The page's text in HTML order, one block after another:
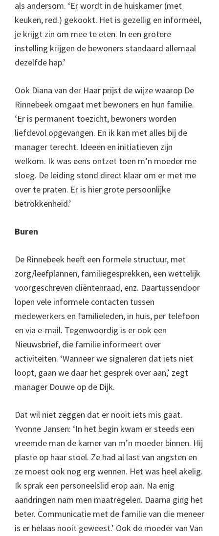
als andersom. ‘Er wordt in de huiskamer (met
keuken, red.) gekookt. Het is gezellig en informeel,
je krijgt zin om mee te eten. In een grotere
instelling krijgen de bewoners standaard allemaal
dezelfde hap.’
Ook Diana van der Haar prijst de wijze waarop De
Rinnebeek omgaat met bewoners en hun familie.
‘Er is permanent toezicht, bewoners worden
liefdevol opgevangen. En ik kan met alles bij de
manager terecht. Ideeën en initiatieven zijn
welkom. Ik was eens ontzet toen m’n moeder me
sloeg. De leiding stond direct klaar om er met me
over te praten. Er is hier grote persoonlijke
betrokkenheid.’
Buren
De Rinnebeek heeft een formele structuur, met
zorg/leefplannen, familiegesprekken, een wettelijk
voorgeschreven cliëntenraad, enz. Daartussendoor
lopen vele informele contacten tussen
medewerkers en familieleden, in huis, per telefoon
en via e-mail. Tegenwoordig is er ook een
Nieuwsbrief, die familie informeert over
activiteiten. ‘Wanneer we signaleren dat iets niet
loopt, gaan we daar het gesprek over aan,’ zegt
manager Douwe op de Dijk.
Dat wil niet zeggen dat er nooit iets mis gaat.
Yvonne Jansen: ‘In het begin kwam er steeds een
vreemde man de kamer van m’n moeder binnen. Hij
plaste op haar stoel. Ze had al last van angsten en
ze moest ook nog erg wennen. Het was heel akelig.
Ik sprak een personeelslid erop aan. Na enig
aandringen nam men maatregelen. Daarna ging het
beter. Communicatie met de familie van die meneer
is er helaas nooit geweest.’ Ook de moeder van Van